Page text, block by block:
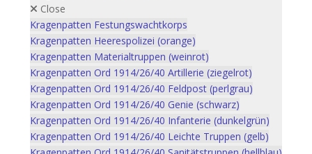
Close
Kragenpatten Festungswachtkorps
Kragenpatten Heerespolizei (orange)
Kragenpatten Materialtruppen (weinrot)
Kragenpatten Ord 1914/26/40 Artillerie (ziegelrot)
Kragenpatten Ord 1914/26/40 Feldpost (perlgrau)
Kragenpatten Ord 1914/26/40 Genie (schwarz)
Kragenpatten Ord 1914/26/40 Infanterie (dunkelgrün)
Kragenpatten Ord 1914/26/40 Leichte Truppen (gelb)